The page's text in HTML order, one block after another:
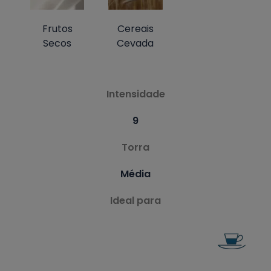
Frutos
Secos
Cereais
Cevada
Intensidade
9
Torra
Média
Ideal para